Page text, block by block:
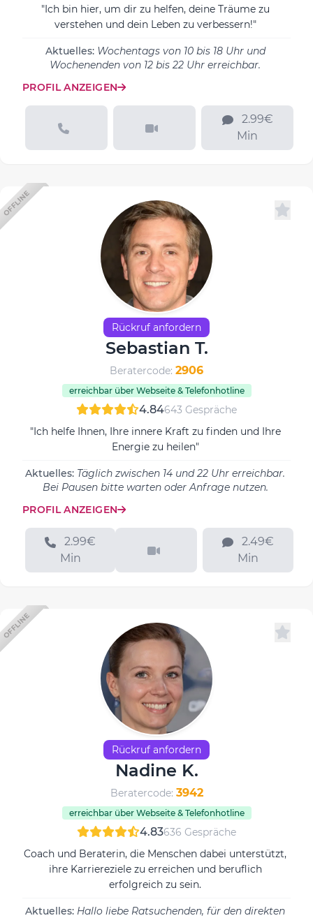
"Ich bin hier, um dir zu helfen, deine Träume zu
verstehen und dein Leben zu verbessern!"
Aktuelles: Wochentags von 10 bis 18 Uhr und
Wochenenden von 12 bis 22 Uhr erreichbar.
PROFIL ANZEIGEN
Min
OFFLINE
Rückruf anfordern
Sebastian T.
Beratercode: 2906
erreichbar über Webseite & Telefonhotline
4.84643 Gespräche
"Ich helfe Ihnen, Ihre innere Kraft zu finden und Ihre
Energie zu heilen"
Aktuelles: Täglich zwischen 14 und 22 Uhr erreichbar.
Bei Pausen bitte warten oder Anfrage nutzen.
PROFIL ANZEIGEN
2.99€
Min
Min
OFFLINE
Rückruf anfordern
Nadine K.
Beratercode: 3942
erreichbar über Webseite & Telefonhotline
4.83636 Gespräche
Coach und Beraterin, die Menschen dabei unterstützt,
ihre Karriereziele zu erreichen und beruflich
erfolgreich zu sein.
Aktuelles: Hallo liebe Ratsuchenden, für den direkten